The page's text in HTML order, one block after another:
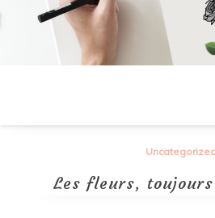
Uncategorized
Les fleurs,